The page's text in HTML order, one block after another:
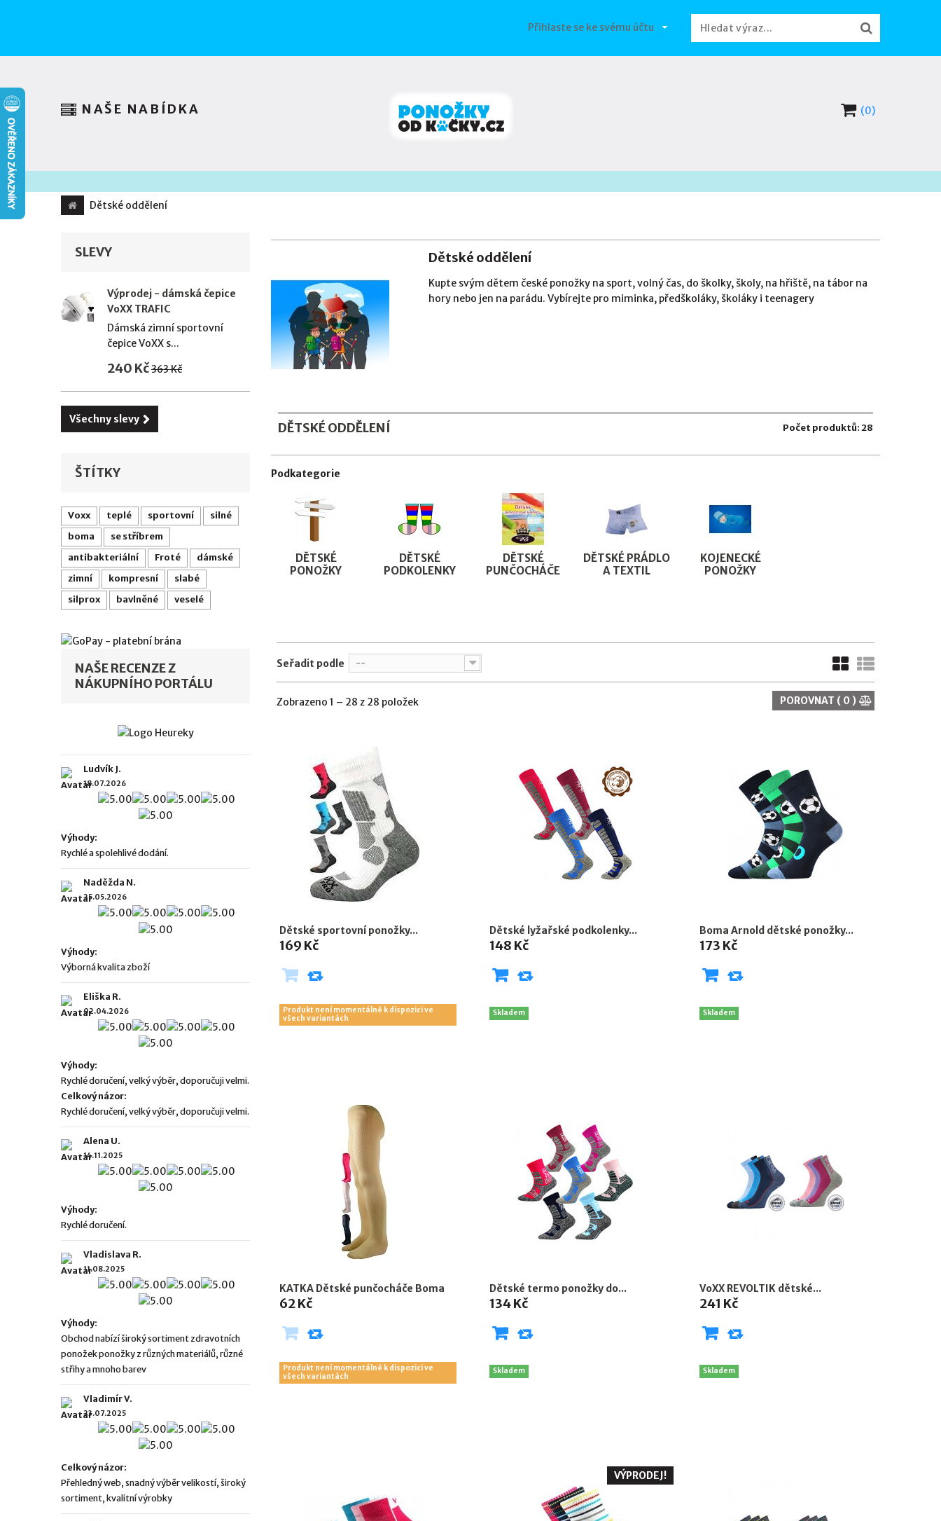
Přihlaste se ke svému účtu
(0)
NAŠE NABÍDKA
Dětské oddělení
Dětské oddělení
Kupte svým dětem české ponožky na sport, volný čas, do školky, školy, na hřiště, na tábor na
hory nebo jen na parádu. Vybírejte pro miminka, předškoláky, školáky i teenagery
DĚTSKÉ ODDĚLENÍ Počet produktů: 28
Podkategorie
DĚTSKÉ
PONOŽKY
DĚTSKÉ
PODKOLENKY
DĚTSKÉ
PUNČOCHÁČE
DĚTSKÉ PRÁDLO
A TEXTIL
KOJENECKÉ
PONOŽKY
Seřadit podle --
POROVNAT ( 0)
Zobrazeno 1 – 28 z 28 položek
Dětské sportovní ponožky...
169 Kč
Produkt není momentálně k dispozici ve
všech variantách
Dětské lyžařské podkolenky...
148 Kč
Skladem
Boma Arnold dětské ponožky...
173 Kč
Skladem
KATKA Dětské punčocháče Boma
62 Kč
Produkt není momentálně k dispozici ve
všech variantách
Dětské termo ponožky do...
134 Kč
Skladem
VoXX REVOLTIK dětské...
241 Kč
Skladem
VÝPRODEJ!
SLEVY
Výprodej - dámská čepice
VoXX TRAFIC
Dámská zimní sportovní
čepice VoXX s...
240 Kč363 Kč
Všechny slevy
ŠTÍTKY
Voxx teplé sportovní
silné
boma
se stříbrem
antibakteriální
Froté
dámské
zimní
kompresní
slabé
silprox
bavlněné veselé
NAŠE RECENZE Z
NÁKUPNÍHO PORTÁLU
Ludvík J.
18.07.2026
Výhody:
Rychlé a spolehlivé dodání.
Naděžda N.
25.05.2026
Výhody:
Výborná kvalita zboží
Eliška R.
02.04.2026
Výhody:
Rychlé doručení, velký výběr, doporučuji velmi.
Celkový názor:
Rychlé doručení, velký výběr, doporučuji velmi.
Alena U.
14.11.2025
Výhody:
Rychlé doručení.
Vladislava R.
11.08.2025
Výhody:
Obchod nabízí široký sortiment zdravotních
ponožek ponožky z různých materiálů, různé
střihy a mnoho barev
Vladimír V.
23.07.2025
Celkový názor:
Přehledný web, snadný výběr velikostí, široký
sortiment, kvalitní výrobky